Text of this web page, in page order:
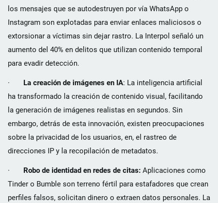
los mensajes que se autodestruyen por vía WhatsApp o
Instagram son explotadas para enviar enlaces maliciosos o
extorsionar a víctimas sin dejar rastro. La Interpol señaló un
aumento del 40% en delitos que utilizan contenido temporal
para evadir detección.
· La creación de imágenes en IA: La inteligencia artificial
ha transformado la creación de contenido visual, facilitando
la generación de imágenes realistas en segundos. Sin
embargo, detrás de esta innovación, existen preocupaciones
sobre la privacidad de los usuarios, en, el rastreo de
direcciones IP y la recopilación de metadatos.
· Robo de identidad en redes de citas: Aplicaciones como
Tinder o Bumble son terreno fértil para estafadores que crean
perfiles falsos, solicitan dinero o extraen datos personales. La